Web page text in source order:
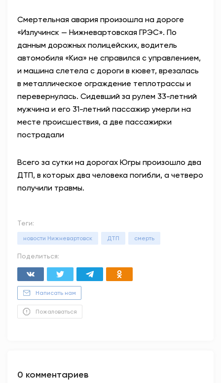
Смертельная авария произошла на дороге
«Излучинск — Нижневартовская ГРЭС». По
данным дорожных полицейских, водитель
автомобиля «Киа» не справился с управлением,
и машина слетела с дороги в кювет, врезалась
в металлическое ограждение теплотрассы и
перевернулась. Сидевший за рулем 33-летний
мужчина и его 31-летний пассажир умерли на
месте происшествия, а две пассажирки
пострадали
Всего за сутки на дорогах Югры произошло два
ДТП, в которых два человека погибли, а четверо
получили травмы.
Теги:
новости Нижневартовск ДТП смерть
Поделиться:
Написать нам
Пожаловаться
0 комментариев